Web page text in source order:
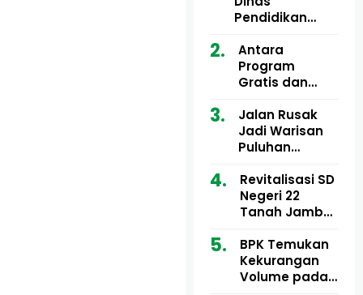
Pendidikan
Utara Buka
Pelatihan Deep
Learning serta
Artifisial bagi
Guru
Matematika
Antara
Program
Gratis dan
Motor Imum
Gampong, Uji
Nyali APH
Bermain di
Balik Rp250
Ribu
Jalan Rusak
Jadi Warisan
Puluhan
dan Tgk
Muharuddin
Kini Didesak
Revitalisasi SD
Negeri 22
Tanah Jambo
Miliar Tuai
Sorotan, Publik
Pertanyakan
BPK Temukan
Kekurangan
Volume pada